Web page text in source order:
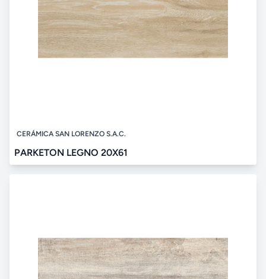
CERÁMICA SAN LORENZO S.A.C.
PARKETON LEGNO 20X61